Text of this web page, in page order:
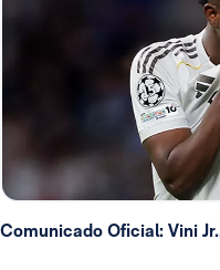
Comunicado Oficial: Vini